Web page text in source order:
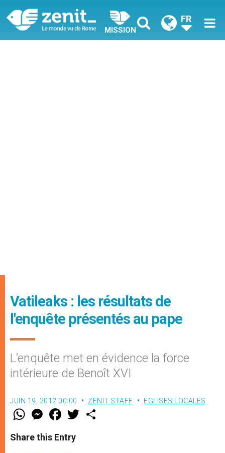
MISSION
FR
Vatileaks : les résultats de
l'enquête présentés au pape
L’enquête met en évidence la force
intérieure de Benoît XVI
JUIN 19, 2012 00:00 ZENIT STAFF EGLISES LOCALES
W
t
s
M
e
s
e
F
a
e
b
w
Share this Entry